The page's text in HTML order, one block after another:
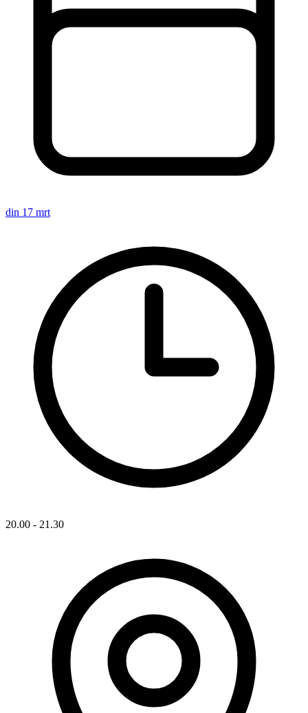
din 17 mrt
20.00 - 21.30